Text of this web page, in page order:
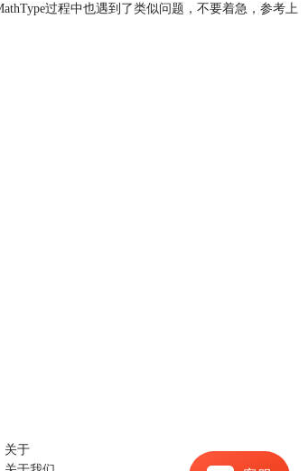
过程中也遇到了类似问题，不要着急，参考上
关于